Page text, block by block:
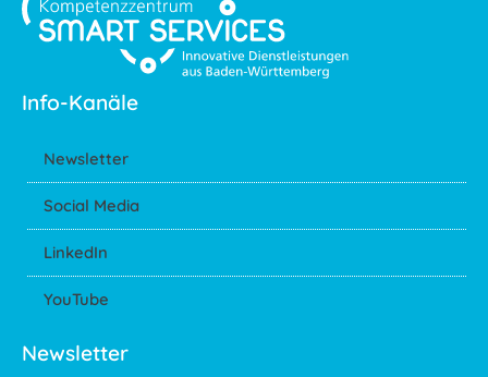
Info-Kanäle
Newsletter
Social Media
LinkedIn
YouTube
Newsletter